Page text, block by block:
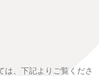
は、下記よりご覧くださ